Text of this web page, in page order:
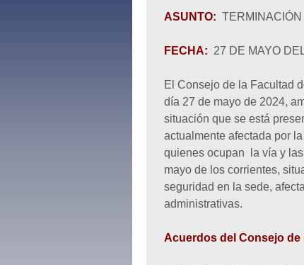
ASUNTO:
FECHA: 27 DE MAYO
El Consejo de la Facultad
día 27 de mayo de 2024,
situación que se está
actualmente afectada por
quienes ocupan la vía y
mayo de los corrientes,
seguridad en la sede,
administrativas.
Acuerdos del Consejo